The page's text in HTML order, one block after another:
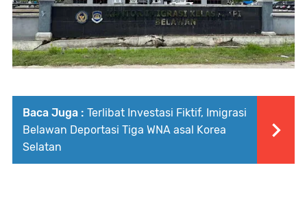
Baca Juga : Terlibat Investasi Fiktif, Imigrasi
Belawan Deportasi Tiga WNA asal Korea
Selatan